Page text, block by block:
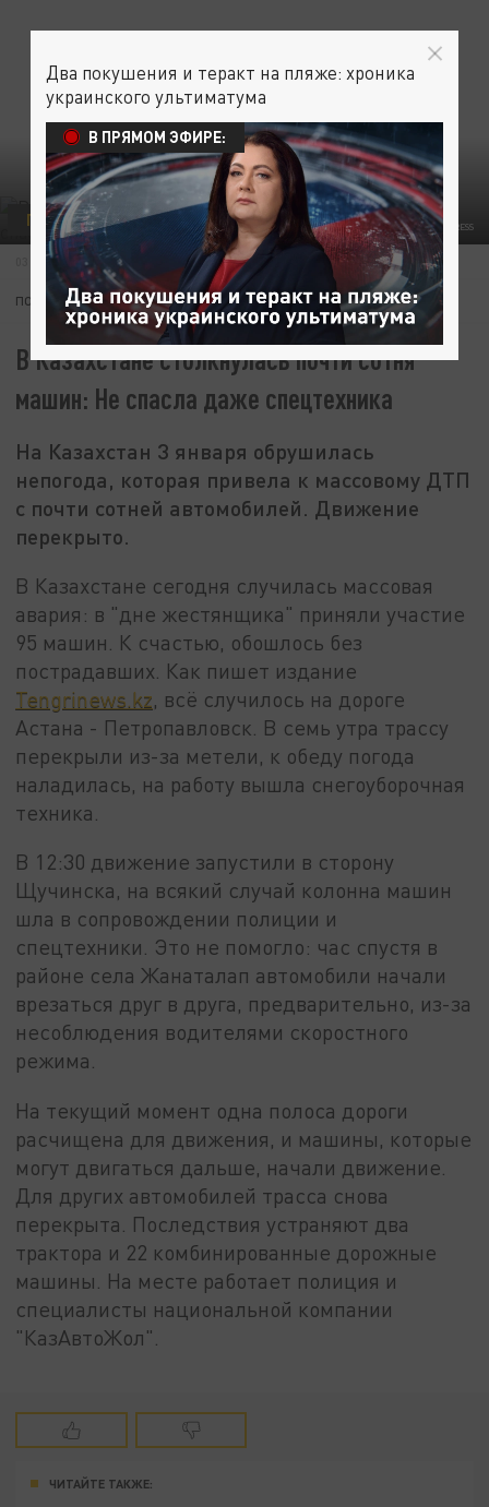
SVETLANA VOZMILOVA/GLOBALLOOKPRESS
ПРОИСШЕСТВИЯ
03 ЯНВАРЯ 15:29
ПОДПИШИТЕСЬ:
В Казахстане столкнулась почти сотня
машин: Не спасла даже спецтехника
На Казахстан 3 января обрушилась
непогода, которая привела к массовому ДТП
с почти сотней автомобилей. Движение
перекрыто.
В Казахстане сегодня случилась массовая
авария: в "дне жестянщика" приняли участие
95 машин. К счастью, обошлось без
пострадавших. Как пишет издание
Tengrinews.kz, всё случилось на дороге
Астана - Петропавловск. В семь утра трассу
перекрыли из-за метели, к обеду погода
наладилась, на работу вышла снегоуборочная
техника.
В 12:30 движение запустили в сторону
Щучинска, на всякий случай колонна машин
шла в сопровождении полиции и
спецтехники. Это не помогло: час спустя в
районе села Жанаталап автомобили начали
врезаться друг в друга, предварительно, из-за
несоблюдения водителями скоростного
режима.
На текущий момент одна полоса дороги
расчищена для движения, и машины, которые
могут двигаться дальше, начали движение.
Для других автомобилей трасса снова
перекрыта. Последствия устраняют два
трактора и 22 комбинированные дорожные
машины. На месте работает полиция и
специалисты национальной компании
"КазАвтоЖол".
ЧИТАЙТЕ ТАКЖЕ:
Два покушения и теракт на пляже: хроника
украинского ультиматума
В ПРЯМОМ ЭФИРЕ: